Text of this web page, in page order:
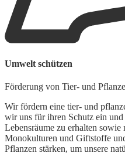
Umwelt schützen
Förderung von Tier- und
Wir fördern eine tier- und
wir uns für ihren Schutz ein
Lebensräume zu erhalten
Monokulturen und Giftstoffe
Pflanzen stärken, um unsere